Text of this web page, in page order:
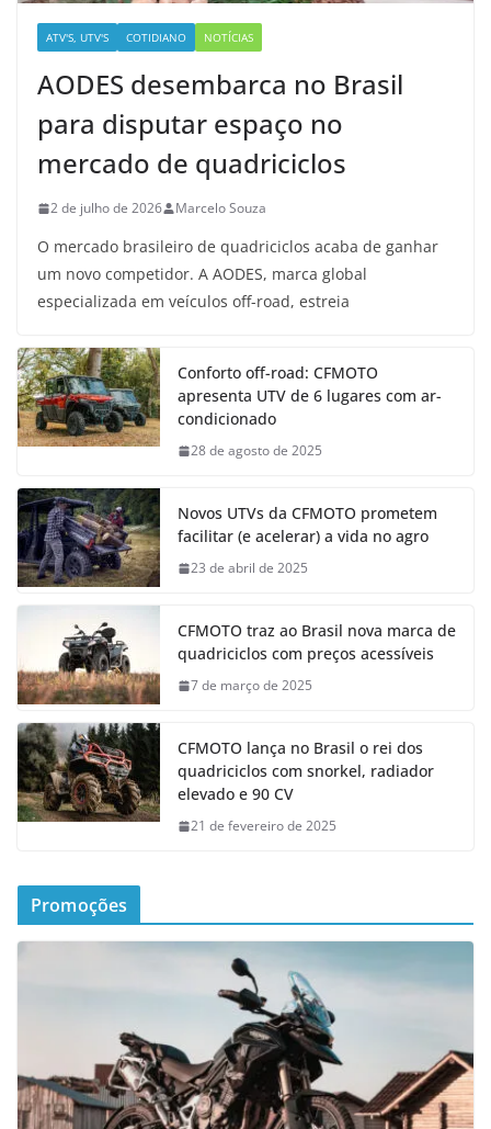
ATV'S, UTV'S COTIDIANO NOTÍCIAS
AODES desembarca no Brasil
para disputar espaço no
mercado de quadriciclos
2 de julho de 2026 Marcelo Souza
O mercado brasileiro de quadriciclos acaba de ganhar
um novo competidor. A AODES, marca global
especializada em veículos off-road, estreia
Conforto off-road: CFMOTO
apresenta UTV de 6 lugares com ar-
condicionado
28 de agosto de 2025
Novos UTVs da CFMOTO prometem
facilitar (e acelerar) a vida no agro
23 de abril de 2025
CFMOTO traz ao Brasil nova marca de
quadriciclos com preços acessíveis
7 de março de 2025
CFMOTO lança no Brasil o rei dos
quadriciclos com snorkel, radiador
elevado e 90 CV
21 de fevereiro de 2025
Promoções